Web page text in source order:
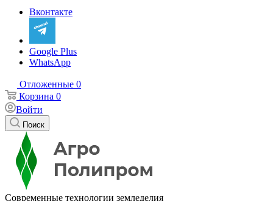
Вконтакте
Google Plus
WhatsApp
Отложенные 0
Корзина 0
Войти
Поиск
Современные технологии земледелия